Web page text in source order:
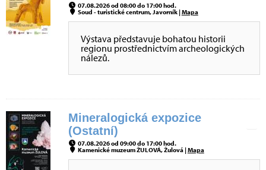
07.08.2026 od 08:00 do 17:00 hod.
Soud - turistické centrum, Javorník |Mapa
Výstava představuje bohatou historii
regionu prostřednictvím archeologických
nálezů.
Mineralogická expozice
(Ostatní)
07.08.2026 od 09:00 do 17:00 hod.
Kamenické muzeum ŽULOVÁ, Žulová |Mapa